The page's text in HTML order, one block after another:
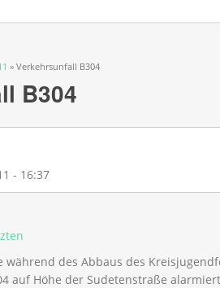
» Verkehrsunfall B304
B304
- 16:37
während des Abbaus des
auf Höhe der Sudetenstraße